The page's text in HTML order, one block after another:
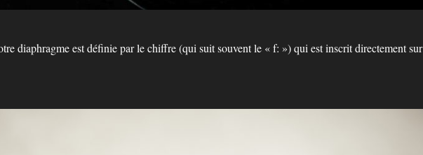
diaphragme est définie par le chiffre (qui suit souvent le « f: ») qui est inscrit directement sur